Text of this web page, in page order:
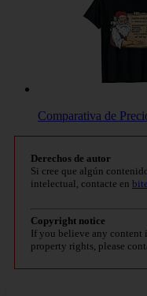
Comparativa de
Derechos de autor
Si cree que algún
intelectual, contacte en
Copyright notice
If you believe any
property rights, please